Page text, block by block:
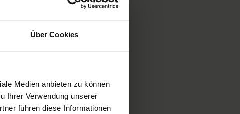
Über Cookies
Medien anbieten zu können
Ihrer Verwendung unserer
führen diese Informationen